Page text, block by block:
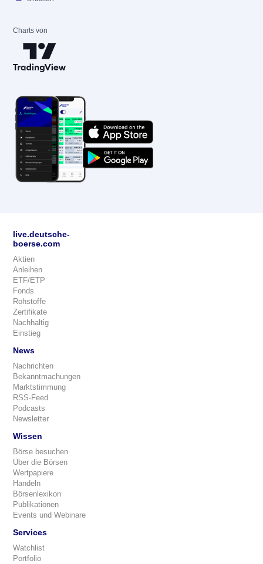
Charts von
live.deutsche-
boerse.com
Aktien
Anleihen
ETF/ETP
Fonds
Rohstoffe
Zertifikate
Nachhaltig
Einstieg
News
Nachrichten
Bekanntmachungen
Marktstimmung
RSS-Feed
Podcasts
Newsletter
Wissen
Börse besuchen
Über die Börsen
Wertpapiere
Handeln
Börsenlexikon
Publikationen
Events und Webinare
Services
Watchlist
Portfolio